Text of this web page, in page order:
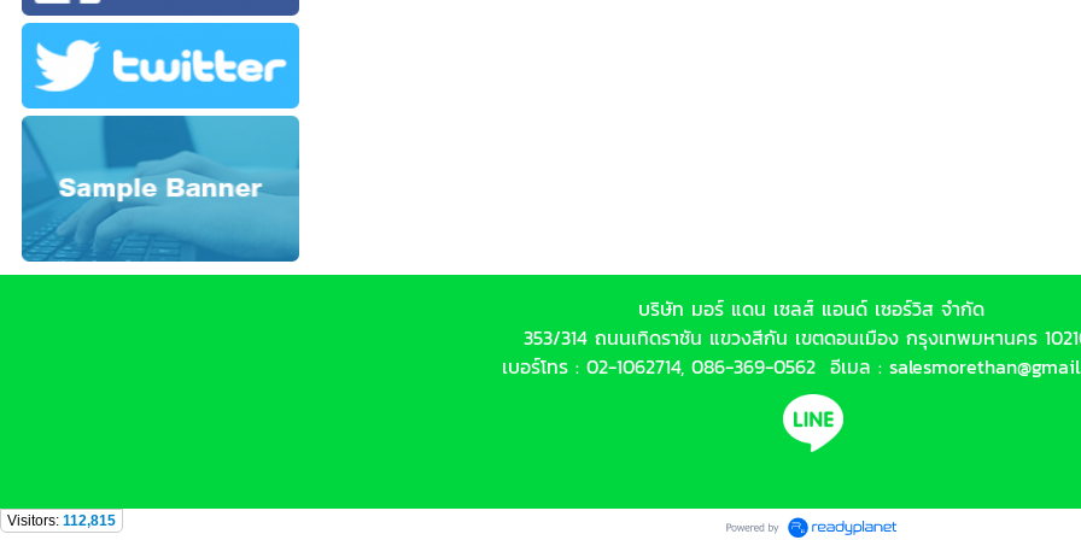
บริษัท มอร์ แดน เซลส์ แอนด์ เซอร์วิส จำกัด
353/314 ถนนเทิดราชัน แขวงสีกัน เขตดอนเมือง กรุงเทพมหานคร
เบอร์โทร : 02-1062714, 086-369-0562 อีเมล :
Visitors: 112,815